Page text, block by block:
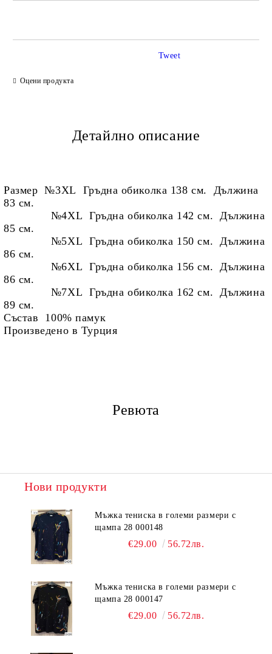
Оцени продукта
Tweet
Детайлно описание
Размер №3XL Гръдна обиколка 138 см. Дължина
83 см.
№4XL Гръдна обиколка 142 см. Дължина
85 см.
№5XL Гръдна обиколка 150 см. Дължина
86 см.
№6XL Гръдна обиколка 156 см. Дължина
86 см.
№7XL Гръдна обиколка 162 см. Дължина
89 см.
Състав 100% памук
Произведено в Турция
Ревюта
Нови продукти
Мъжка тениска в големи размери с
щампа 28 000148
€29.00 56.72лв.
Мъжка тениска в големи размери с
щампа 28 000147
€29.00 56.72лв.